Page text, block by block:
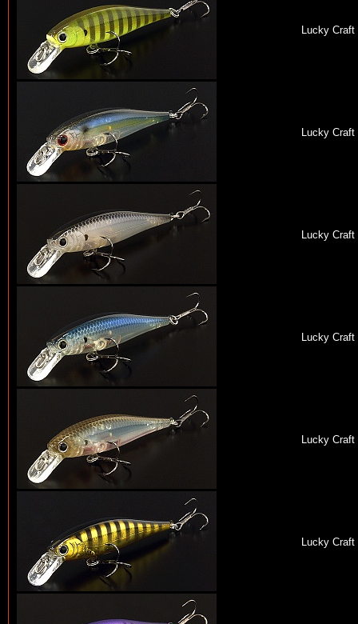
Lucky Craft
Lucky Craft
Lucky Craft
Lucky Craft
Lucky Craft
Lucky Craft